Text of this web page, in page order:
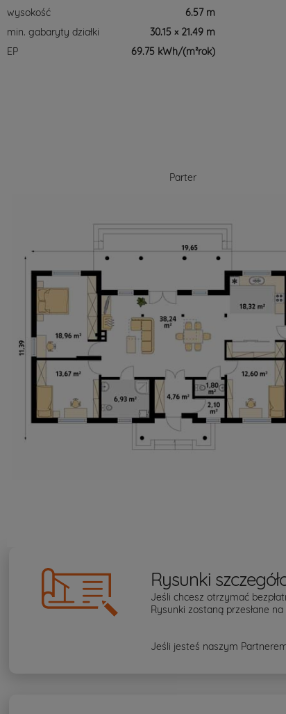
wysokość
6.57 m
min. gabaryty działki
30.15 × 21.49 m
EP
69.75 kWh/(m²rok)
Parter
Rysunki
Jeśli chcesz otrzymać
Rysunki zostaną przesłane
Jeśli jesteś naszym